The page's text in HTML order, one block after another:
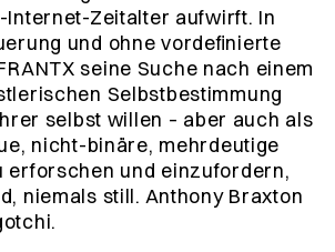
Internet-Zeitalter aufwirft. In
und ohne vordeﬁnierte
seine Suche nach einem
Selbstbestimmung
selbst willen – aber auch als
nicht-binäre, mehrdeutige
erforschen und einzufordern,
niemals still. Anthony Braxton